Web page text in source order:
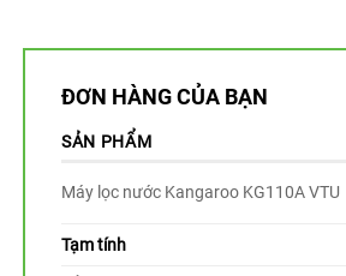
ĐƠN HÀNG CỦA BẠN
SẢN PHẨM
Máy lọc nước Kangaroo KG110A VTU
Tạm tính